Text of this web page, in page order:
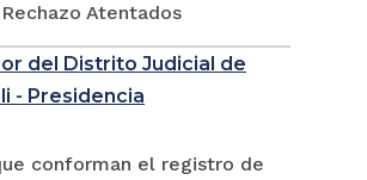
Atentados
del Distrito Judicial de
- Presidencia
conforman el registro de